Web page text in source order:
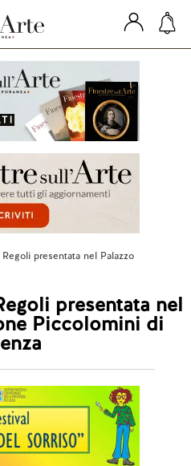
presentata nel Palazzo
presentata nel
Piccolomini di